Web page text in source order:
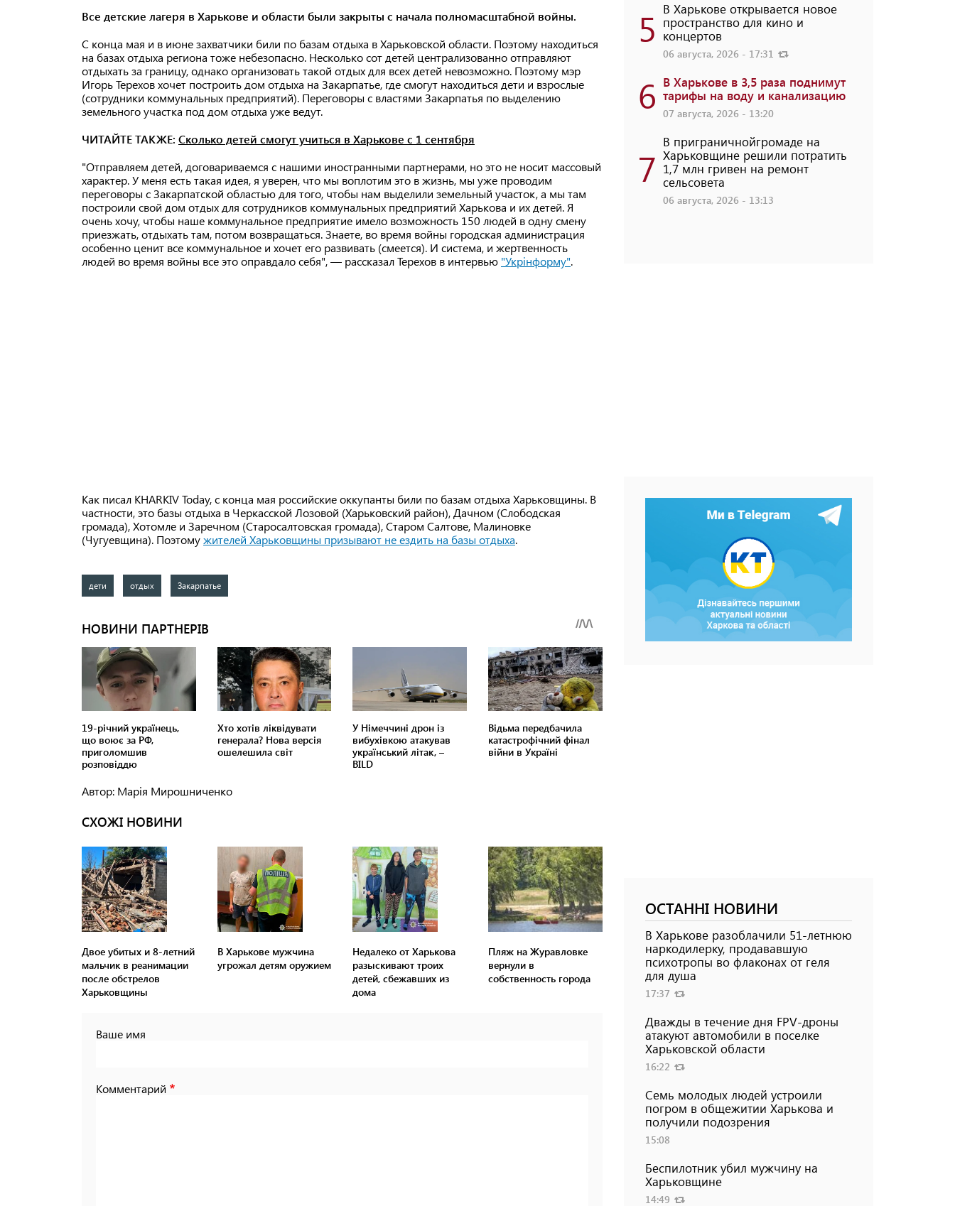
Все детские лагеря в Харькове и области были закрыты с начала полномасштабной войны.
С конца мая и в июне захватчики били по базам отдыха в Харьковской области. Поэтому находиться
на базах отдыха региона тоже небезопасно. Несколько сот детей централизованно отправляют
отдыхать за границу, однако организовать такой отдых для всех детей невозможно. Поэтому мэр
Игорь Терехов хочет построить дом отдыха на Закарпатье, где смогут находиться дети и взрослые
(сотрудники коммунальных предприятий). Переговоры с властями Закарпатья по выделению
земельного участка под дом отдыха уже ведут.
ЧИТАЙТЕ ТАКЖЕ: Сколько детей смогут учиться в Харькове с 1 сентября
"Отправляем детей, договариваемся с нашими иностранными партнерами, но это не носит массовый
характер. У меня есть такая идея, я уверен, что мы воплотим это в жизнь, мы уже проводим
переговоры с Закарпатской областью для того, чтобы нам выделили земельный участок, а мы там
построили свой дом отдых для сотрудников коммунальных предприятий Харькова и их детей. Я
очень хочу, чтобы наше коммунальное предприятие имело возможность 150 людей в одну смену
приезжать, отдыхать там, потом возвращаться. Знаете, во время войны городская администрация
особенно ценит все коммунальное и хочет его развивать (смеется). И система, и жертвенность
людей во время войны все это оправдало себя", — рассказал Терехов в интервью "Укрінформу".
Как писал KHARKIV Today, с конца мая российские оккупанты били по базам отдыха Харьковщины. В
частности, это базы отдыха в Черкасской Лозовой (Харьковский район), Дачном (Слободская
громада), Хотомле и Заречном (Старосалтовская громада), Старом Салтове, Малиновке
(Чугуевщина). Поэтомужителей Харьковщины призывают не ездить на базы отдыха.
дети отдых Закарпатье
Автор: Марія Мирошниченко
СХОЖІ НОВИНИ
Двое убитых и 8-летний
мальчик в реанимации
после обстрелов
Харьковщины
В Харькове мужчина
угрожал детям оружием
Недалеко от Харькова
разыскивают троих
детей, сбежавших из
дома
Пляж на Журавловке
вернули в
собственность города
Ваше имя
Комментарий
5 В Харькове открывается новое
пространство для кино и
концертов
06 августа, 2026 - 17:31
6 В Харькове в 3,5 раза поднимут
тарифы на воду и канализацию
07 августа, 2026 - 13:20
7
В приграничнойгромаде на
Харьковщине решили потратить
1,7 млн ​​гривен на ремонт
сельсовета
06 августа, 2026 - 13:13
ОСТАННІ НОВИНИ
В Харькове разоблачили 51-летнюю
наркодилерку, продававшую
психотропы во флаконах от геля
для душа
17:37
Дважды в течение дня FPV-дроны
атакуют автомобили в поселке
Харьковской области
16:22
Семь молодых людей устроили
погром в общежитии Харькова и
получили подозрения
15:08
Беспилотник убил мужчину на
Харьковщине
14:49